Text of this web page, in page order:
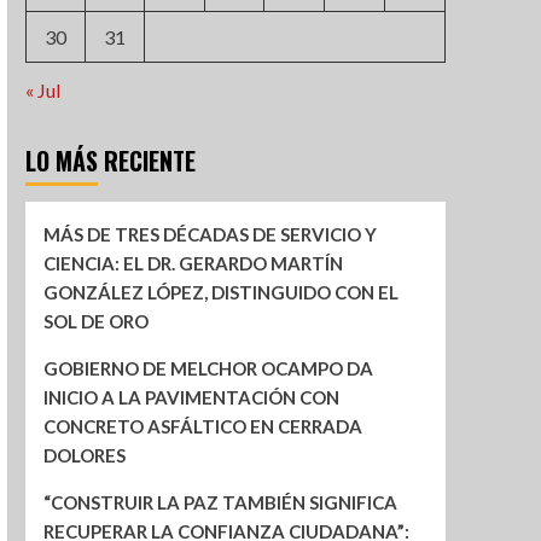
30 31
« Jul
LO MÁS RECIENTE
MÁS DE TRES DÉCADAS DE SERVICIO Y
CIENCIA: EL DR. GERARDO MARTÍN
GONZÁLEZ LÓPEZ, DISTINGUIDO CON EL
SOL DE ORO
GOBIERNO DE MELCHOR OCAMPO DA
INICIO A LA PAVIMENTACIÓN CON
CONCRETO ASFÁLTICO EN CERRADA
DOLORES
“CONSTRUIR LA PAZ TAMBIÉN SIGNIFICA
RECUPERAR LA CONFIANZA CIUDADANA”: